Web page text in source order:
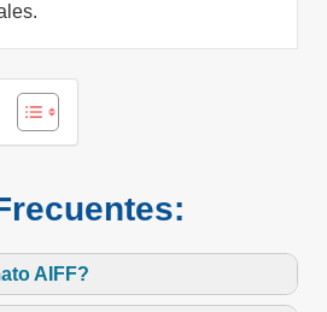
AIFF?